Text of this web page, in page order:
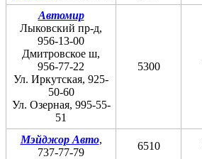
Автомир
Лыковский пр-д,
956-13-00
Дмитровское ш,
956-77-22
Ул. Иркутская, 925-
50-60
Ул. Озерная, 995-55-
51
5300
Мэйджор Авто,
737-77-79
6510